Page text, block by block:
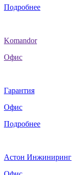
Подробнее
Komandor
Офис
Гарантия
Офис
Подробнее
Астон Инжиниринг